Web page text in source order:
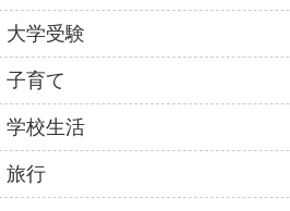
大学受験
子育て
学校生活
旅行